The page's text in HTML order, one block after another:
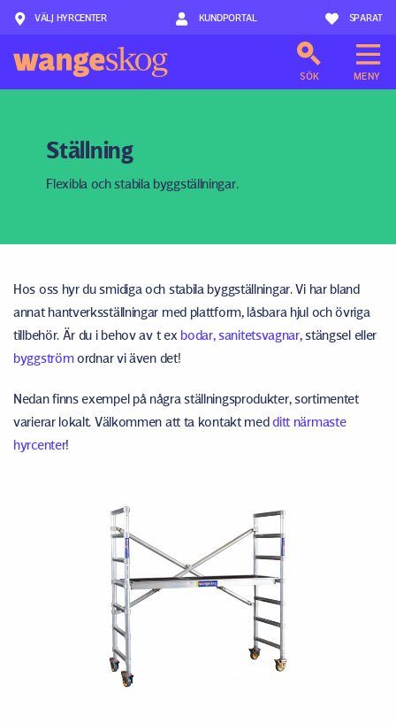
Hoppa till innehåll
VÄLJ HYRCENTER KUNDPORTAL SPARAT
SÖK MENY
Ställning
Flexibla och stabila byggställningar.
Hos oss hyr du smidiga och stabila byggställningar. Vi har bland
annat hantverksställningar med plattform, låsbara hjul och övriga
tillbehör. Är du i behov av t ex bodar, sanitetsvagnar, stängsel eller
byggströmordnar vi även det!
Nedan finns exempel på några ställningsprodukter, sortimentet
varierar lokalt. Välkommen att ta kontakt medditt närmaste
hyrcenter!